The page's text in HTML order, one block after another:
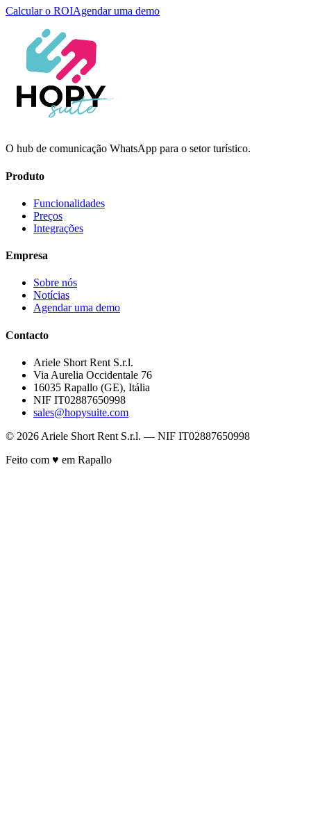
Calcular o ROIAgendar uma demo
O hub de comunicação WhatsApp para o setor turístico.
Produto
Funcionalidades
Preços
Integrações
Empresa
Sobre nós
Notícias
Agendar uma demo
Contacto
Ariele Short Rent S.r.l.
Via Aurelia Occidentale 76
16035 Rapallo (GE), Itália
NIF IT02887650998
sales@hopysuite.com
© 2026 Ariele Short Rent S.r.l. — NIF IT02887650998
Feito com ♥ em Rapallo